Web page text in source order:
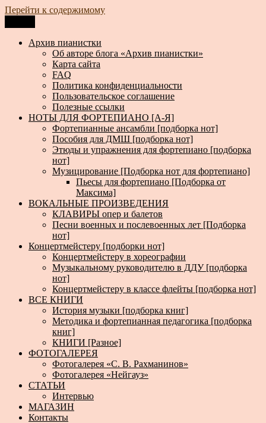
Перейти к содержимому
Архив пианистки
Всё для пианистов: ноты, книги, музыка, статьи…
Архив пианистки
Об авторе блога «Архив пианистки»
Карта сайта
FAQ
Политика конфиденциальности
Пользовательское соглашение
Полезные ссылки
НОТЫ ДЛЯ ФОРТЕПИАНО [А-Я]
Фортепианные ансамбли [подборка нот]
Пособия для ДМШ [подборка нот]
Этюды и упражнения для фортепиано [подборка
нот]
Музицирование [Подборка нот для фортепиано]
Пьесы для фортепиано [Подборка от
Максима]
ВОКАЛЬНЫЕ ПРОИЗВЕДЕНИЯ
КЛАВИРЫ опер и балетов
Песни военных и послевоенных лет [Подборка
нот]
Концертмейстеру [подборки нот]
Концертмейстеру в хореографии
Музыкальному руководителю в ДДУ [подборка
нот]
Концертмейстеру в классе флейты [подборка нот]
ВСЕ КНИГИ
История музыки [подборка книг]
Методика и фортепианная педагогика [подборка
книг]
КНИГИ [Разное]
ФОТОГАЛЕРЕЯ
Фотогалерея «С. В. Рахманинов»
Фотогалерея «Нейгауз»
СТАТЬИ
Интервью
МАГАЗИН
Контакты